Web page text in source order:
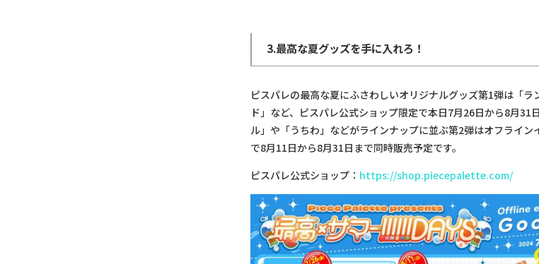
3.最高な夏グッズを手に入れろ！
ピスパレの最高な夏にふさわしいオリジナルグッズ第1弾は「
ド」など、ピスパレ公式ショップ限定で本日7月26日から8月31
ル」や「うちわ」などがラインナップに並ぶ第2弾はオフライ
で8月11日から8月31日まで同時販売予定です。
ピスパレ公式ショップ： https://shop.piecepalette.com/